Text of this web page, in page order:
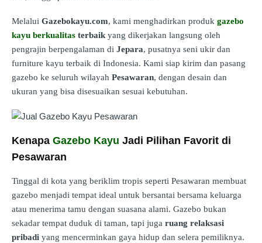
Melalui Gazebokayu.com, kami menghadirkan produk gazebo
kayu berkualitas terbaikyang dikerjakan langsung oleh
pengrajin berpengalaman di Jepara, pusatnya seni ukir dan
furniture kayu terbaik di Indonesia. Kami siap kirim dan pasang
gazebo ke seluruh wilayah Pesawaran, dengan desain dan
ukuran yang bisa disesuaikan sesuai kebutuhan.
Kenapa Gazebo Kayu Jadi Pilihan Favorit di
Pesawaran
Tinggal di kota yang beriklim tropis seperti Pesawaran membuat
gazebo menjadi tempat ideal untuk bersantai bersama keluarga
atau menerima tamu dengan suasana alami. Gazebo bukan
sekadar tempat duduk di taman, tapi juga ruang relaksasi
pribadi yang mencerminkan gaya hidup dan selera pemiliknya.